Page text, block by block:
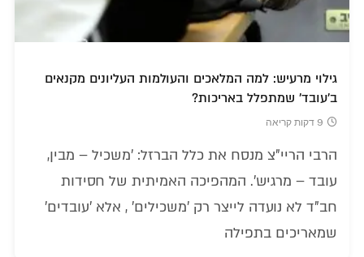
גילוי מרעיש: למה המלאכים והעולמות העליונים מקנאים
ב'עובד' שמתפלל באריכות?
9 דקות קריאה
הרבי הריי"צ מנסח את כלל הברזל: 'משכיל – מבין,
עובד – מרגיש'. המהפיכה האמיתית של חסידות
חב"ד לא נועדה לייצר רק 'משכילים' , אלא 'עובדים'
שמאריכים בתפילה